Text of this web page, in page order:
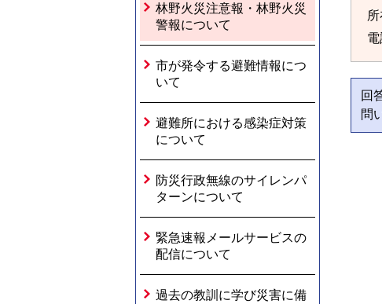
林野火災注意報・林野火災
警報について
市が発令する避難情報につ
いて
避難所における感染症対策
について
防災行政無線のサイレンパ
ターンについて
緊急速報メールサービスの
配信について
過去の教訓に学び災害に備
回
問